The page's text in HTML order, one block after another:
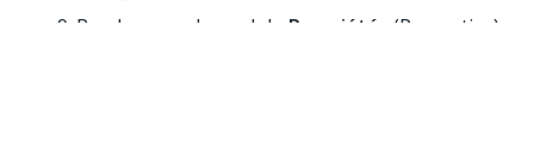
Rendez-vous le module Propriétés
(Properties)